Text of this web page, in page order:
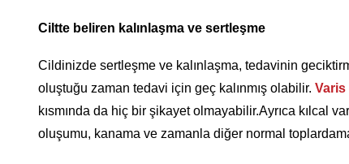
Ciltte beliren kalınlaşma ve sertleşme
Cildinizde sertleşme ve kalınlaşma, tedavinin
oluştuğu zaman tedavi için geç kalınmış olabilir. Varis
kısmında da hiç bir şikayet olmayabilir.Ayrıca kılcal
oluşumu, kanama ve zamanla diğer normal